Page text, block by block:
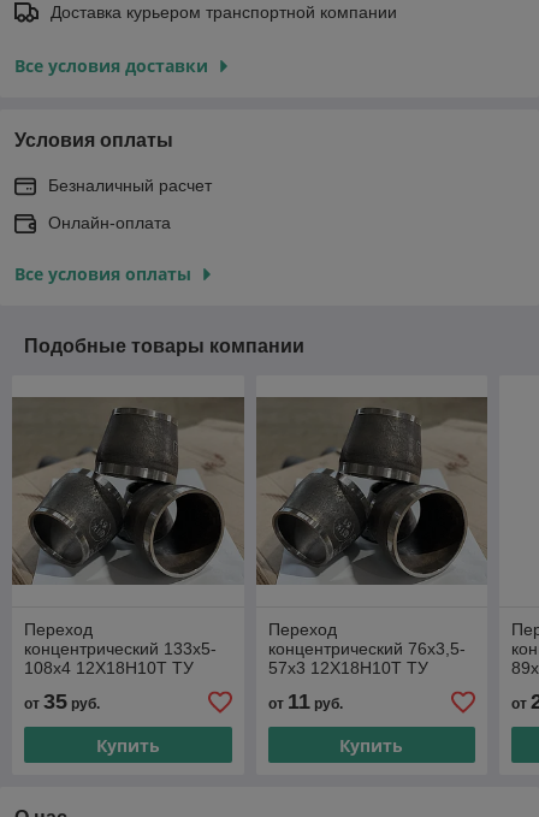
Доставка курьером транспортной компании
Все условия доставки
Условия оплаты
Безналичный расчет
Онлайн-оплата
Все условия оплаты
Подобные товары компании
Переход
концентрический 133х5-
108х4 12Х18Н10Т ТУ
от 35 руб.
Купить
Переход
концентрический 76х3,5-
57х3 12Х18Н10Т ТУ
от 11руб.
Купить
от